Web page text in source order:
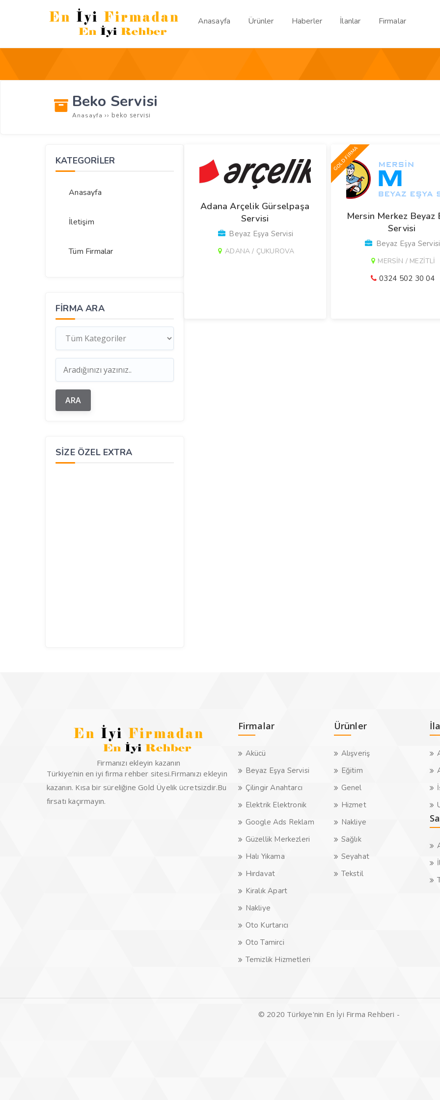
Anasayfa Ürünler Haberler İlanlar Firmalar
Beko Servisi
Anasayfa ›› beko servisi
KATEGORİLER
Anasayfa
İletişim
Tüm Firmalar
FIRMA ARA
SIZE ÖZEL EXTRA
Adana Arçelik Gürselpaşa
Servisi
Beyaz Eşya Servisi
ADANA / ÇUKUROVA
GOLD FİRMA
Mersin Merkez Beyaz
Servisi
Beyaz Eşya Servisi
MERSİN / MEZİTLİ
0324 502 30 04
Firmanızı ekleyin kazanın
Türkiye’nin en iyi firma rehber sitesi.Firmanızı ekleyin
kazanın. Kısa bir süreliğine Gold Üyelik ücretsizdir.Bu
fırsatı kaçırmayın.
Firmalar
Akücü
Beyaz Eşya Servisi
Çilingir Anahtarcı
Elektrik Elektronik
Google Ads Reklam
Güzellik Merkezleri
Halı Yıkama
Hırdavat
Kiralık Apart
Nakliye
Oto Kurtarıcı
Oto Tamirci
Temizlik Hizmetleri
Ürünler
Alışveriş
Eğitim
Genel
Hizmet
Nakliye
Sağlık
Seyahat
Tekstil
© 2020 Türkiye'nin En İyi Firma Rehberi -